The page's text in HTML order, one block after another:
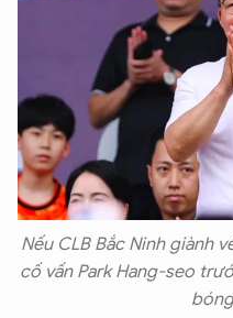
Nếu CLB Bắc Ninh giành
cố vấn Park Hang-seo